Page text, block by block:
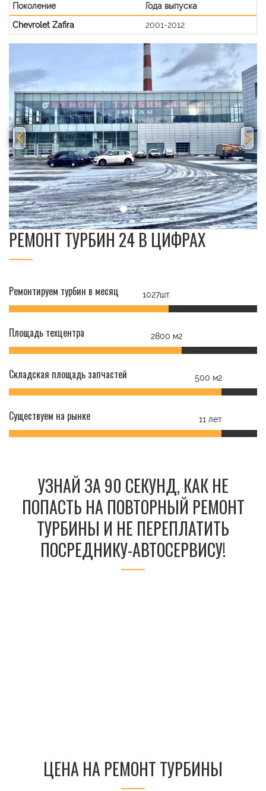
Поколение
Года выпуска
Chevrolet Zafira
2001-2012
РЕМОНТ ТУРБИН 24 В ЦИФРАХ
Ремонтируем турбин в месяц 1027шт.
Площадь техцентра 2800 м2
Складская площадь запчастей 500 м2
Существуем на рынке 11 лет
УЗНАЙ ЗА 90 СЕКУНД, КАК НЕ
ПОПАСТЬ НА ПОВТОРНЫЙ РЕМОНТ
ТУРБИНЫ И НЕ ПЕРЕПЛАТИТЬ
ПОСРЕДНИКУ-АВТОСЕРВИСУ!
ЦЕНА НА РЕМОНТ ТУРБИНЫ